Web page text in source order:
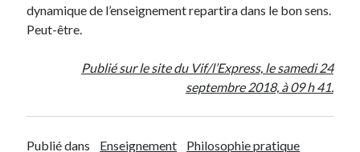
dynamique de l’enseignement repartira dans le bon sens.
Peut-être.
Publié sur le site du Vif/l’Express, le samedi 24
septembre 2018, à 09 h 41.
Publié dans Enseignement
Philosophie pratique